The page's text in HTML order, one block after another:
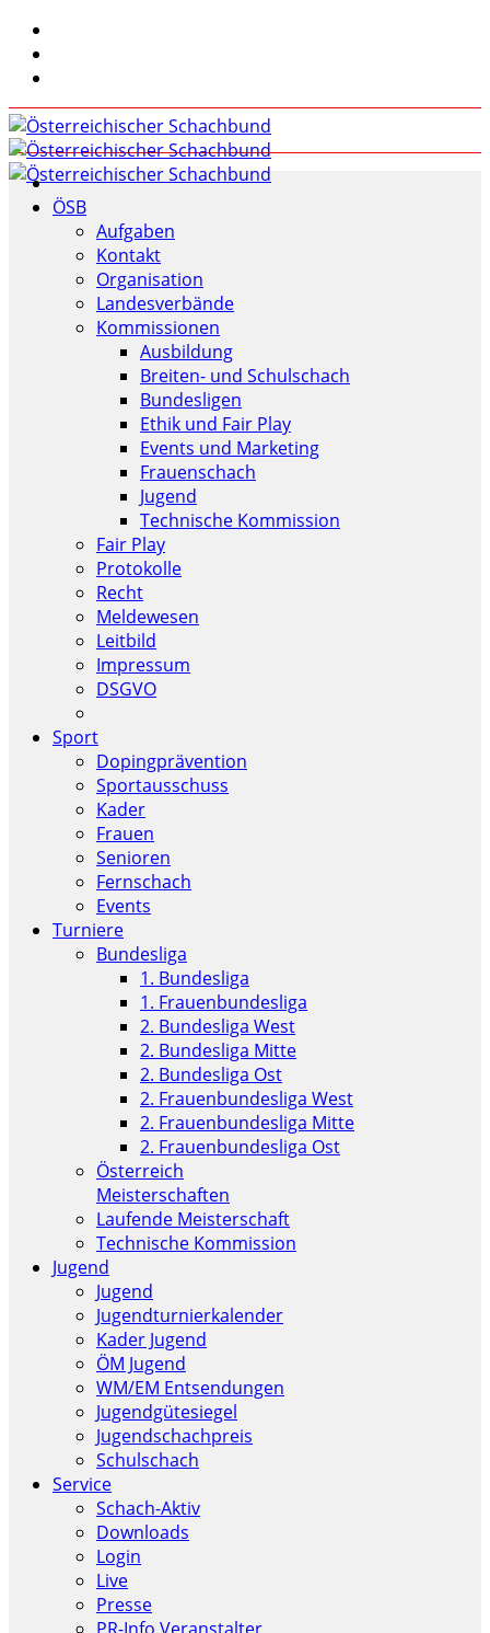
ÖSB
Aufgaben
Kontakt
Organisation
Landesverbände
Kommissionen
Ausbildung
Breiten- und Schulschach
Bundesligen
Ethik und Fair Play
Events und Marketing
Frauenschach
Jugend
Technische Kommission
Fair Play
Protokolle
Recht
Meldewesen
Leitbild
Impressum
DSGVO
Sport
Dopingprävention
Sportausschuss
Kader
Frauen
Senioren
Fernschach
Events
Turniere
Bundesliga
1. Bundesliga
1. Frauenbundesliga
2. Bundesliga West
2. Bundesliga Mitte
2. Bundesliga Ost
2. Frauenbundesliga West
2. Frauenbundesliga Mitte
2. Frauenbundesliga Ost
Österreich
Meisterschaften
Laufende Meisterschaft
Technische Kommission
Jugend
Jugend
Jugendturnierkalender
Kader Jugend
ÖM Jugend
WM/EM Entsendungen
Jugendgütesiegel
Jugendschachpreis
Schulschach
Service
Schach-Aktiv
Downloads
Login
Live
Presse